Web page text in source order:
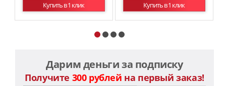
Купить в 1 клик
Купить в 1 клик
Дарим деньги за подписку
Получите 300 рублей на первый заказ!